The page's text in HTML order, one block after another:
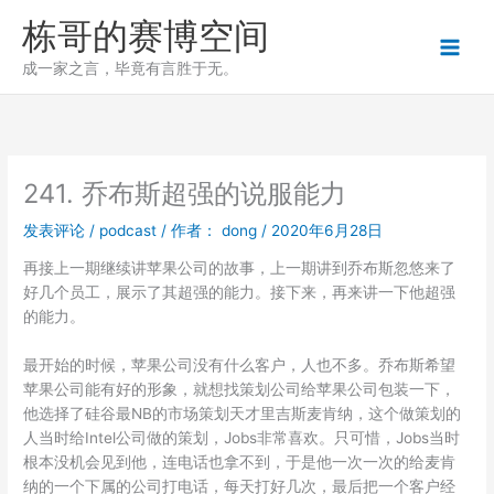
栋哥的赛博空间
成一家之言，毕竟有言胜于无。
241. 乔布斯超强的说服能力
发表评论 / podcast / 作者： dong / 2020年6月28日
再接上一期继续讲苹果公司的故事，上一期讲到乔布斯忽悠来了
好几个员工，展示了其超强的能力。接下来，再来讲一下他超强
的能力。
最开始的时候，苹果公司没有什么客户，人也不多。乔布斯希望
苹果公司能有好的形象，就想找策划公司给苹果公司包装一下，
他选择了硅谷最NB的市场策划天才里吉斯麦肯纳，这个做策划的
人当时给Intel公司做的策划，Jobs非常喜欢。只可惜，Jobs当时
根本没机会见到他，连电话也拿不到，于是他一次一次的给麦肯
纳的一个下属的公司打电话，每天打好几次，最后把一个客户经